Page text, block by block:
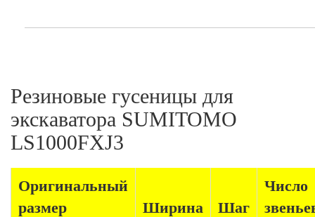
Резиновые гусеницы для
экскаватора SUMITOMO
LS1000FXJ3
Оригинальный
размер
Ширина Шаг
Число